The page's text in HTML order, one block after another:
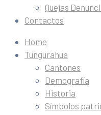
Quejas
Contactos
Home
Tungurahua
Cantones
Demografía
Historia
Símbolos